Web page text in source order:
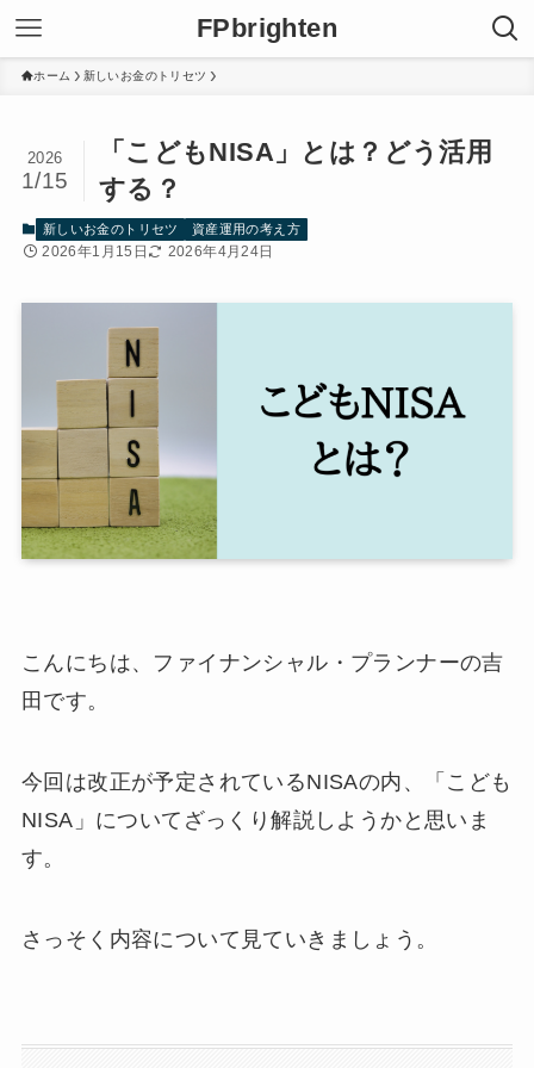
FPbrighten
ホーム 新しいお金のトリセツ
「こどもNISA」とは？どう活用
する？
2026
1/15
新しいお金のトリセツ 資産運用の考え方
2026年1月15日 2026年4月24日
こんにちは、ファイナンシャル・プランナーの吉
田です。
今回は改正が予定されているNISAの内、「こども
NISA」についてざっくり解説しようかと思いま
す。
さっそく内容について見ていきましょう。